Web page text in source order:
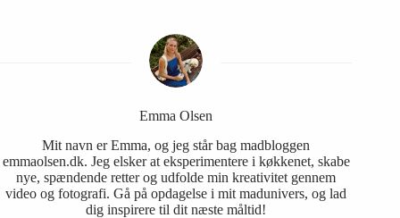
Emma Olsen
Mit navn er Emma, og jeg står bag madbloggen
emmaolsen.dk. Jeg elsker at eksperimentere i køkkenet, skabe
nye, spændende retter og udfolde min kreativitet gennem
video og fotografi. Gå på opdagelse i mit madunivers, og lad
dig inspirere til dit næste måltid!